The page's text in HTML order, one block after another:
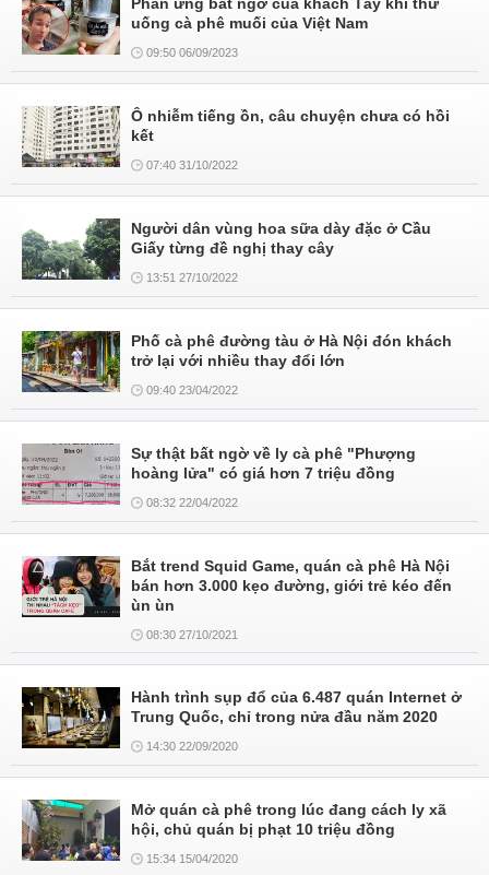
uống cà phê muối của Việt Nam
09:50 06/09/2023
Ô nhiễm tiếng ồn, câu chuyện chưa có hồi
kết
07:40 31/10/2022
Người dân vùng hoa sữa dày đặc ở Cầu
Giấy từng đề nghị thay cây
13:51 27/10/2022
Phố cà phê đường tàu ở Hà Nội đón khách
trở lại với nhiều thay đổi lớn
09:40 23/04/2022
Sự thật bất ngờ về ly cà phê "Phượng
hoàng lửa" có giá hơn 7 triệu đồng
08:32 22/04/2022
Bắt trend Squid Game, quán cà phê Hà Nội
bán hơn 3.000 kẹo đường, giới trẻ kéo đến
ùn ùn
08:30 27/10/2021
Hành trình sụp đổ của 6.487 quán Internet ở
Trung Quốc, chỉ trong nửa đầu năm 2020
14:30 22/09/2020
Mở quán cà phê trong lúc đang cách ly xã
hội, chủ quán bị phạt 10 triệu đồng
15:34 15/04/2020